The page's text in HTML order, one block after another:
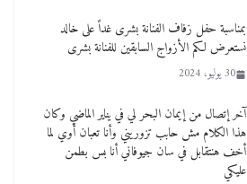
بمناسبة حفل زفاف الفنانة بشرى غداً على خالد
نستعرض لكم الأزواج السابقين للفنانة بشرى
30 يوليو، 2024
آخر إتصال من إيمان البحر لي في يناير الماضي وكان
هذا الكلام مش حابب تزوريني وأنا تعبان أوي لما
أخف هنتقابل في سان جيوفاني أنا بس بطمن
عليكي